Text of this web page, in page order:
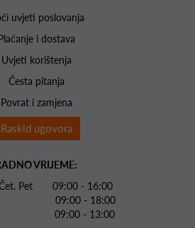
uvjeti poslovanja
i dostava
Uvjeti korištenja
Česta pitanja
Povrat i zamjena
Raskid ugovora
VRIJEME:
Čet. Pet 09:00 - 16:00
09:00 - 18:00
09:00 - 13:00